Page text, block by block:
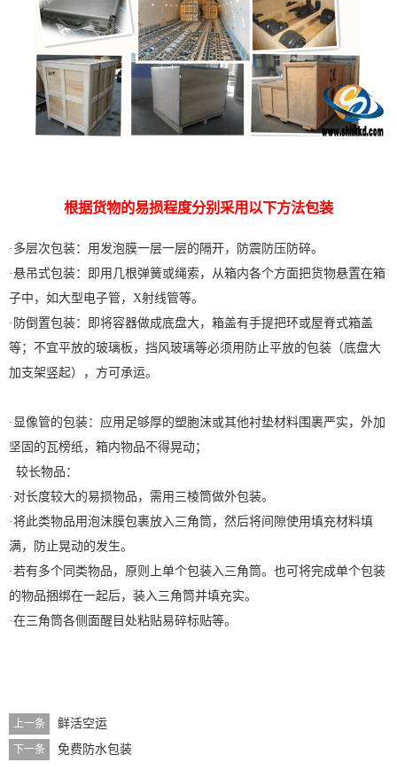
根据货物的易损程度分别采用以下方法包装
·多层次包装：用发泡膜一层一层的隔开，防震防压防碎。
·悬吊式包装：即用几根弹簧或绳索，从箱内各个方面把货物悬置在箱
子中，如大型电子管，X射线管等。
·防倒置包装：即将容器做成底盘大，箱盖有手提把环或屋脊式箱盖
等；不宜平放的玻璃板，挡风玻璃等必须用防止平放的包装（底盘大
加支架竖起），方可承运。
·显像管的包装：应用足够厚的塑胞沫或其他衬垫材料围裹严实，外加
坚固的瓦榜纸，箱内物品不得晃动；
较长物品：
·对长度较大的易损物品，需用三棱筒做外包装。
·将此类物品用泡沫膜包裹放入三角筒，然后将间隙使用填充材料填
满，防止晃动的发生。
·若有多个同类物品，原则上单个包装入三角筒。也可将完成单个包装
的物品捆绑在一起后，装入三角筒并填充实。
·在三角筒各侧面醒目处粘贴易碎标贴等。
上一条 鲜活空运
下一条 免费防水包装